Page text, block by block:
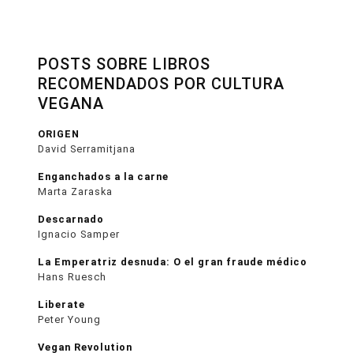
POSTS SOBRE LIBROS
RECOMENDADOS POR CULTURA
VEGANA
ORIGEN
David Serramitjana
Enganchados a la carne
Marta Zaraska
Descarnado
Ignacio Samper
La Emperatriz desnuda: O el gran fraude médico
Hans Ruesch
Liberate
Peter Young
Vegan Revolution